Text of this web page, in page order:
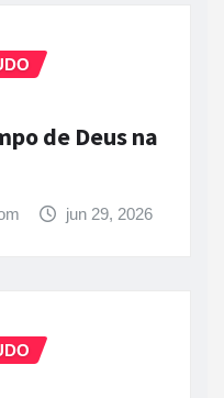
de Deus na
jun 29, 2026